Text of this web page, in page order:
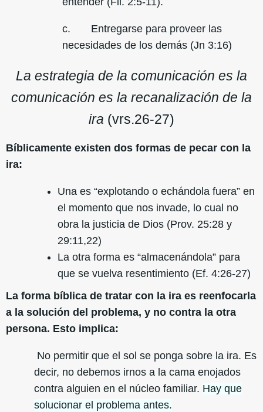
c. Entregarse para proveer las
necesidades de los demás (Jn 3:16)
La estrategia de la comunicación es la
comunicación es la recanalización de la
ira (vrs.26-27)
Bíblicamente existen dos formas de pecar con la
ira:
Una es “explotando o echándola fuera” en
el momento que nos invade, lo cual no
obra la justicia de Dios (Prov. 25:28 y
29:11,22)
La otra forma es “almacenándola” para
que se vuelva resentimiento (Ef. 4:26-27)
La forma bíblica de tratar con la ira es reenfocarla
a la solución del problema, y no contra la otra
persona. Esto implica:
No permitir que el sol se ponga sobre la ira. Es
decir, no debemos irnos a la cama enojados
contra alguien en el núcleo familiar. Hay que
solucionar el problema antes.